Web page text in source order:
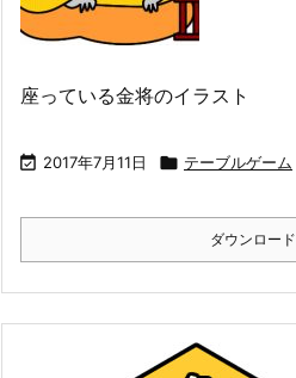
座っている金将のイラスト
 2017年7月11日  テーブルゲーム
ダウンロード